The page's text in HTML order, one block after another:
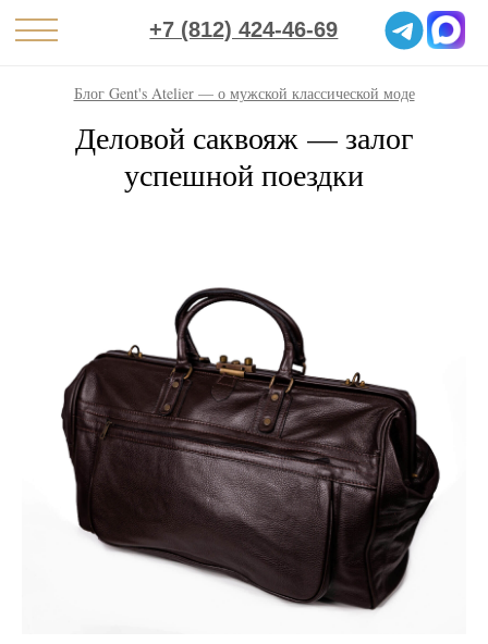
+7 (812) 424-46-69
Блог Gent's Atelier — о мужской классической моде
Деловой саквояж — залог
успешной поездки